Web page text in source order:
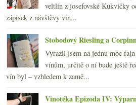
veltlín z josefovské Kukvičky
zápisek z návštěvy vin...
Stobodový Riesling a
Vyrazil jsem na jednu moc
vínům, určitě o ní bude ještě
vín byl – vzhledem k zamě...
Vinotéka Epizoda IV: